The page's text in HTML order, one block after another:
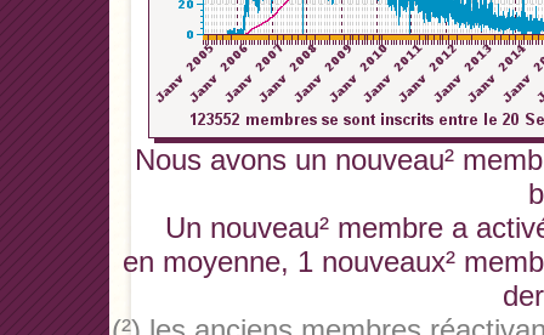
Nous avons un nouveau²
Un nouveau² membre a
en moyenne, 1 nouveaux²